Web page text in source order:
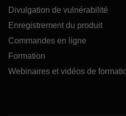
Divulgation de vulnérabilité
Enregistrement du produit
Commandes en ligne
Formation
Webinaires et vidéos de